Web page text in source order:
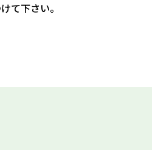
て下さい。